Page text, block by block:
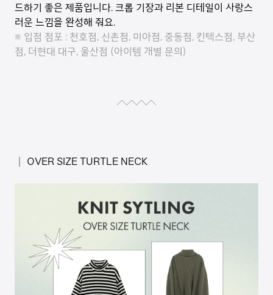
드하기 좋은 제품입니다. 크롭 기장과 리본 디테일이 사랑스
러운 느낌을 완성해 줘요.
※ 입점 점포 : 천호점, 신촌점, 미아점, 중동점, 킨텍스점, 부산
점, 더현대 대구, 울산점 (아이템 개별 문의)
│ OVER SIZE TURTLE NECK